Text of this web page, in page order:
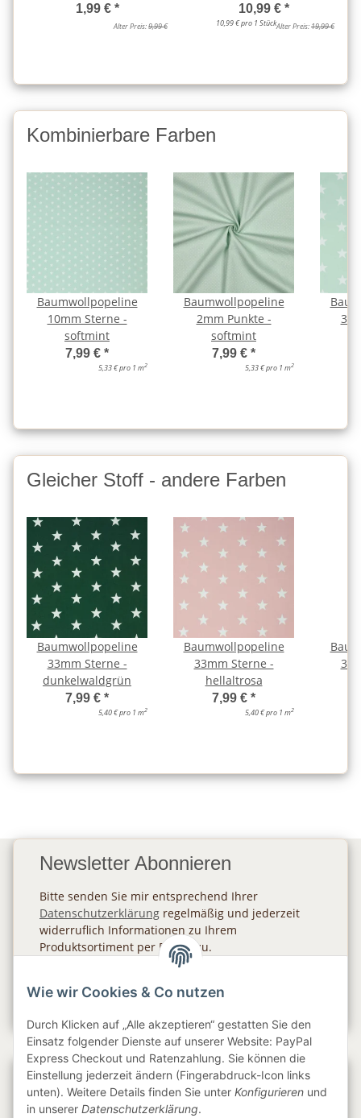
1,99 € *
Alter Preis:9,99 €
10,99 € *
10,99 € pro 1 StückAlter Preis:19,99 €
Kombinierbare Farben
Baumwollpopeline
10mm Sterne -
softmint
7,99 € *
5,33 € pro 1 m2
Baumwollpopeline
2mm Punkte -
softmint
7,99 € *
5,33 € pro 1 m2
Gleicher Stoff - andere Farben
Baumwollpopeline
33mm Sterne -
dunkelwaldgrün
7,99 € *
5,40 € pro 1 m2
Baumwollpopeline
33mm Sterne -
hellaltrosa
7,99 € *
5,40 € pro 1 m2
Newsletter Abonnieren
Bitte senden Sie mir entsprechend Ihrer
Datenschutzerklärung regelmäßig und jederzeit
widerruflich Informationen zu Ihrem
Produktsortiment per E-Mail zu.
Gesetzliche Informationen
Wie wir Cookies & Co nutzen
Durch Klicken auf „Alle akzeptieren“ gestatten Sie den
Einsatz folgender Dienste auf unserer Website: PayPal
Express Checkout und Ratenzahlung. Sie können die
Einstellung jederzeit ändern (Fingerabdruck-Icon links
unten). Weitere Details finden Sie unter Konfigurieren und
in unserer Datenschutzerklärung.